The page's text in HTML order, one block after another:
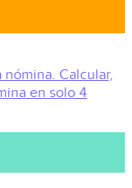
Calcular,
en solo 4